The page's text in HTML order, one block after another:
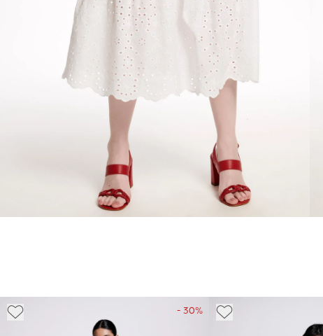
- 30%